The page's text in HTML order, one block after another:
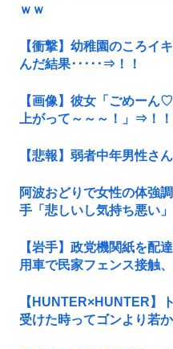
ｗｗ
【衝撃】幼稚園のころイ
んだ結果･････⇒！！
【画像】彼女「ごめーん
上がって～～～！」⇒！！
【悲報】弱者中年男性さ
阿波おどりで女性の体強
手「悲しいし気持ち悪い
【岩手】政党機関紙を配
用車で民家フェンス接触
【HUNTER×HUNTER】
受けた時ってゴンより若